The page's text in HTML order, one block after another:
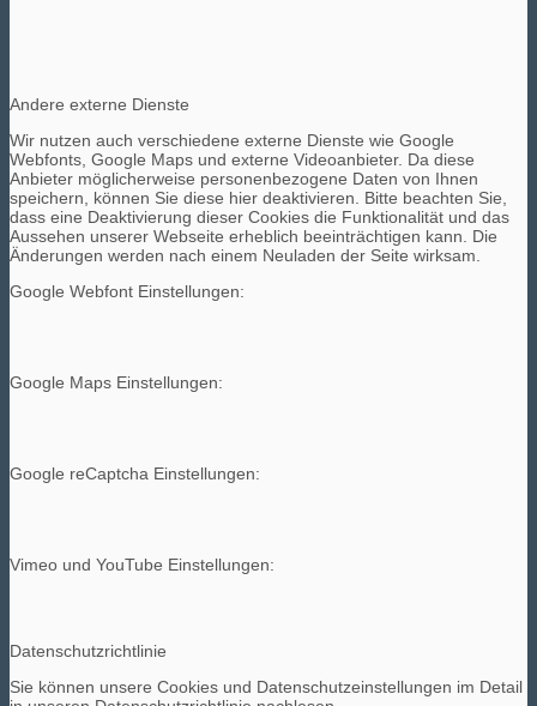
Andere externe Dienste
Wir nutzen auch verschiedene externe Dienste wie Google
Webfonts, Google Maps und externe Videoanbieter. Da diese
Anbieter möglicherweise personenbezogene Daten von Ihnen
speichern, können Sie diese hier deaktivieren. Bitte beachten Sie,
dass eine Deaktivierung dieser Cookies die Funktionalität und das
Aussehen unserer Webseite erheblich beeinträchtigen kann. Die
Änderungen werden nach einem Neuladen der Seite wirksam.
Google Webfont Einstellungen:
Google Maps Einstellungen:
Google reCaptcha Einstellungen:
Vimeo und YouTube Einstellungen:
Datenschutzrichtlinie
Sie können unsere Cookies und Datenschutzeinstellungen im Detail